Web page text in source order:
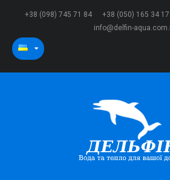
+38 (098) 745 71 84 +38 (050) 165 34 17
info@delfin-